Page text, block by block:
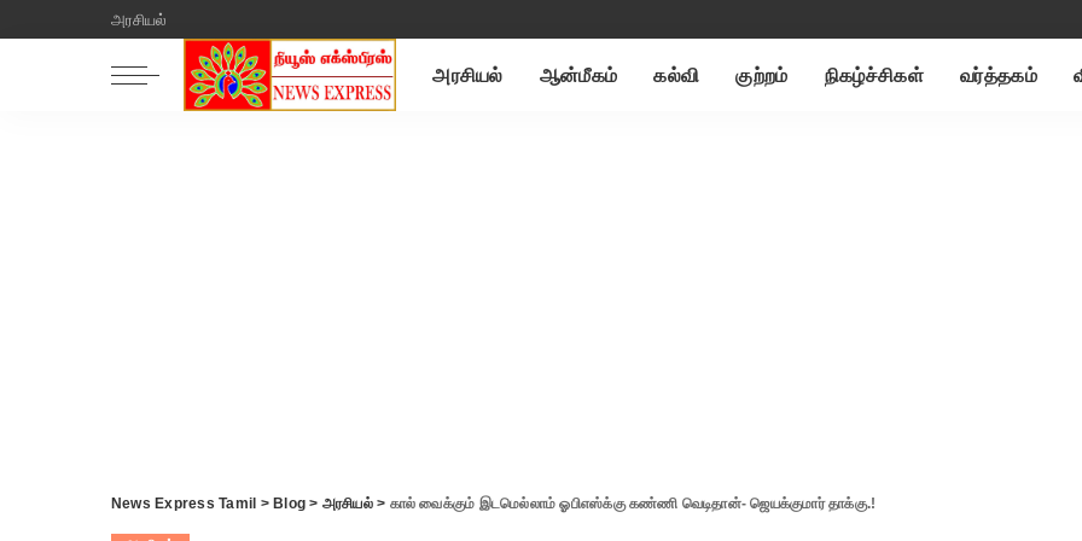
அரசியல்
அரசியல் ஆன்மீகம் கல்வி குற்றம் நிகழ்ச்சிகள் வர்த்தகம்
News Express Tamil > Blog > அரசியல்> கால் வைக்கும் இடமெல்லாம் ஓபிஎஸ்க்கு கண்ணி வெடிதான்- ஜெயக்குமார் தாக்கு.!